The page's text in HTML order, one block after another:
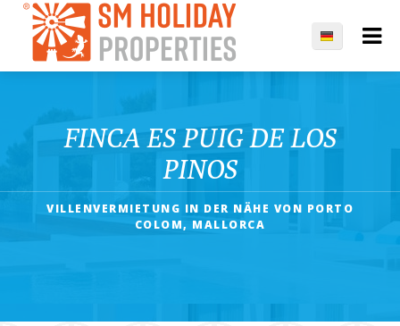
FINCA ES PUIG DE LOS
PINOS
VILLENVERMIETUNG IN DER NÄHE VON PORTO
COLOM, MALLORCA